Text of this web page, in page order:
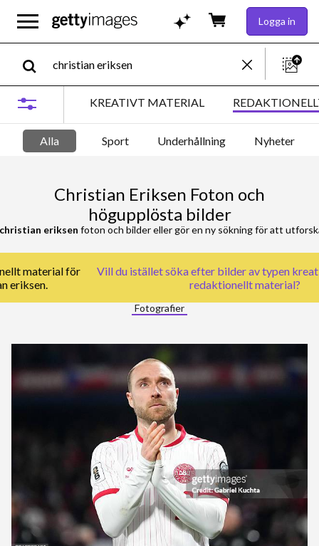
Logga in
KREATIVT MATERIAL
Alla Sport Underhållning Nyheter
Christian Eriksen Foton och
högupplösta bilder
eriksen foton och bilder eller gör en ny sökning för att
material för
eriksen.
Vill du istället söka efter bilder av typen
redaktionellt material?
Fotografier